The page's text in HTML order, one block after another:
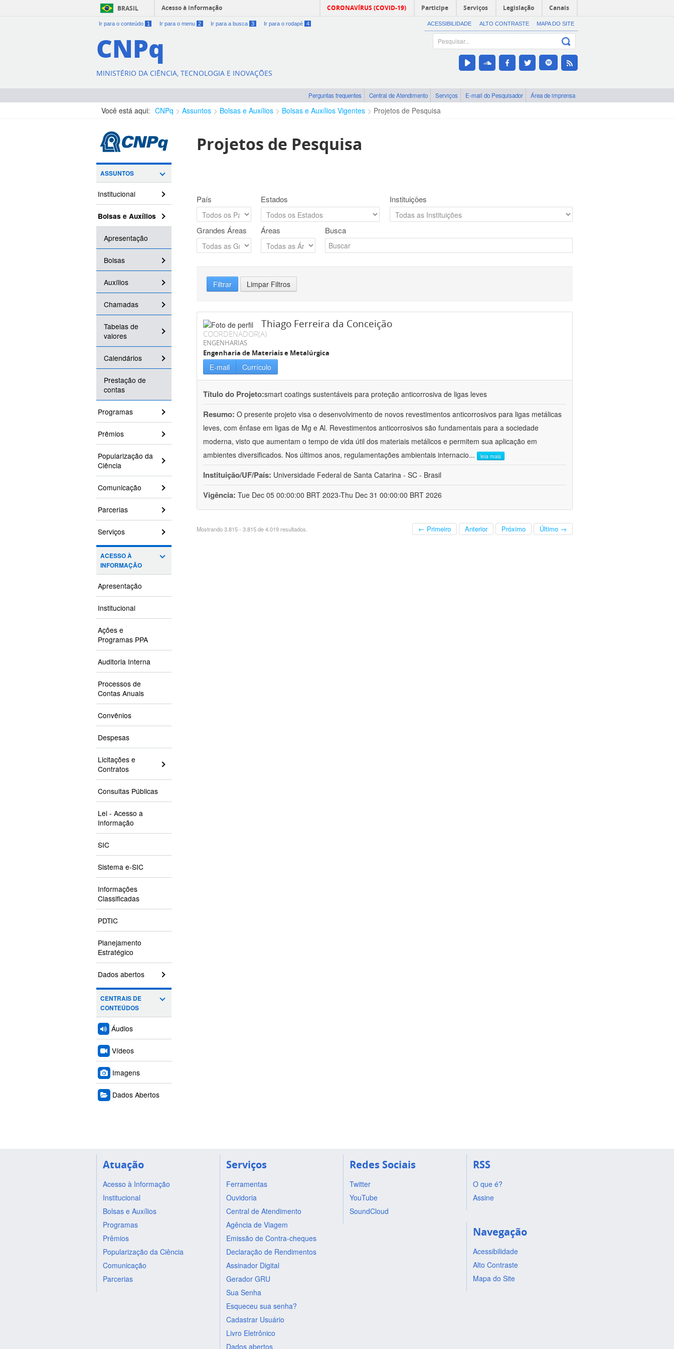
BRASIL Acesso à informação CORONAVÍRUS (COVID-19) Participe Serviços Legislação Canais
Ir para o conteúdo 1 Ir para o menu 2 Ir para a busca 3 Ir para o rodapé 4 ACESSIBILIDADE ALTO CONTRASTE MAPA DO SITE
CNPq
MINISTÉRIO DA CIÊNCIA, TECNOLOGIA E INOVAÇÕES
Perguntas frequentes Central de Atendimento Serviços E-mail do Pesquisador Área de imprensa
Você está aqui: CNPq Assuntos Bolsas e Auxílios Bolsas e Auxílios Vigentes Projetos de Pesquisa
ASSUNTOS
Institucional
Bolsas e Auxílios
Apresentação
Bolsas
Auxílios
Chamadas
Tabelas de
valores
Calendários
Prestação de
contas
Programas
Prêmios
Popularização da
Ciência
Comunicação
Parcerias
Serviços
ACESSO À
INFORMAÇÃO
Apresentação
Institucional
Ações e
Programas PPA
Auditoria Interna
Processos de
Contas Anuais
Convênios
Despesas
Licitações e
Contratos
Consultas Públicas
Lei - Acesso a
Informação
SIC
Sistema e-SIC
Informações
Classificadas
PDTIC
Planejamento
Estratégico
Dados abertos
CENTRAIS DE
CONTEÚDOS
Áudios
Vídeos
Imagens
Dados Abertos
Projetos de Pesquisa
País Estados Instituições
Grandes Áreas Áreas Busca
Filtrar Limpar Filtros
Thiago Ferreira da Conceição
COORDENADOR(A)
ENGENHARIAS
Engenharia de Materiais e Metalúrgica
E-mail Currículo
Título do Projeto:smart coatings sustentáveis para proteção anticorrosiva de ligas leves
Resumo: O presente projeto visa o desenvolvimento de novos revestimentos anticorrosivos para ligas metálicas
leves, com ênfase em ligas de Mg e Al. Revestimentos anticorrosivos são fundamentais para a sociedade
moderna, visto que aumentam o tempo de vida útil dos materiais metálicos e permitem sua aplicação em
ambientes diversificados. Nos últimos anos, regulamentações ambientais internacio... leia mais
Instituição/UF/País: Universidade Federal de Santa Catarina - SC - Brasil
Vigência: Tue Dec 05 00:00:00 BRT 2023-Thu Dec 31 00:00:00 BRT 2026
Mostrando 3.815 - 3.815 de 4.019 resultados. ← Primeiro Anterior Próximo Último →
Atuação
Acesso à Informação
Institucional
Bolsas e Auxílios
Programas
Prêmios
Popularização da Ciência
Comunicação
Parcerias
Serviços
Ferramentas
Ouvidoria
Central de Atendimento
Agência de Viagem
Emissão de Contra-cheques
Declaração de Rendimentos
Assinador Digital
Gerador GRU
Sua Senha
Esqueceu sua senha?
Cadastrar Usuário
Livro Eletrônico
Dados abertos
Redes Sociais
Twitter
YouTube
SoundCloud
RSS
O que é?
Assine
Navegação
Acessibilidade
Alto Contraste
Mapa do Site